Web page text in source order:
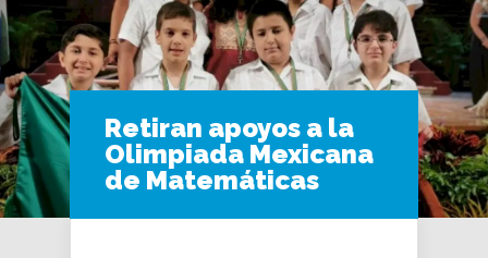
Retiran apoyos a la
Olimpiada Mexicana
de Matemáticas